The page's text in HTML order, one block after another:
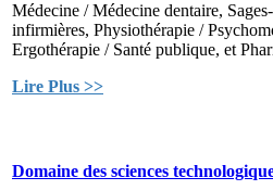
Médecine / Médecine dentaire,
infirmières, Physiothérapie /
Ergothérapie / Santé publique, et
Lire Plus >>
Domaine des sciences